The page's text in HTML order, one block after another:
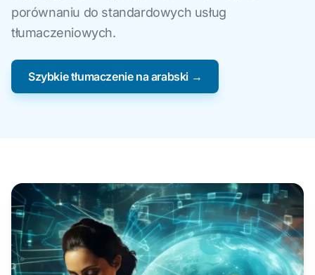
porównaniu do standardowych usług
tłumaczeniowych.
Szybkie tłumaczenie na arabski →